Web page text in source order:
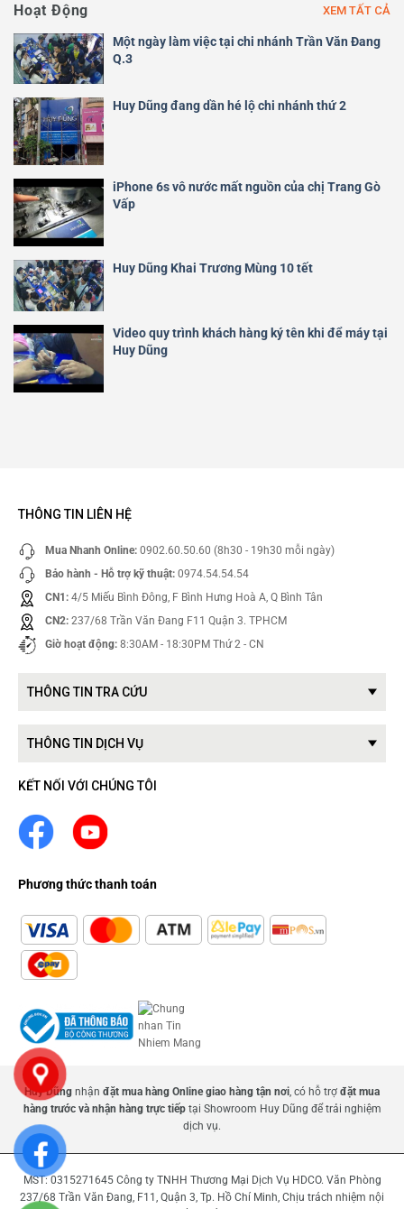
Hoạt Động XEM TẤT CẢ
Một ngày làm việc tại chi nhánh Trần Văn Đang
Q.3
Huy Dũng đang dần hé lộ chi nhánh thứ 2
iPhone 6s vô nước mất nguồn của chị Trang Gò
Vấp
Huy Dũng Khai Trương Mùng 10 tết
Video quy trình khách hàng ký tên khi để máy tại
Huy Dũng
THÔNG TIN LIÊN HỆ
Mua Nhanh Online: 0902.60.50.60 (8h30 - 19h30 mỗi ngày)
Bảo hành - Hỗ trợ kỹ thuật: 0974.54.54.54
CN1: 4/5 Miếu Bình Đông, F Bình Hưng Hoà A, Q Bình Tân
CN2: 237/68 Trần Văn Đang F11 Quận 3. TPHCM
Giờ hoạt động: 8:30AM - 18:30PM Thứ 2 - CN
THÔNG TIN TRA CỨU
THÔNG TIN DỊCH VỤ
KẾT NỐI VỚI CHÚNG TÔI
Phương thức thanh toán
Huy Dũng nhận đặt mua hàng Online giao hàng tận nơi, có hỗ trợ đặt mua
hàng trước và nhận hàng trực tiếptại Showroom Huy Dũng để trải nghiệm
dịch vụ.
MST: 0315271645 Công ty TNHH Thương Mại Dịch Vụ HDCO. Văn Phòng
237/68 Trần Văn Đang, F11, Quận 3, Tp. Hồ Chí Minh, Chịu trách nhiệm nội